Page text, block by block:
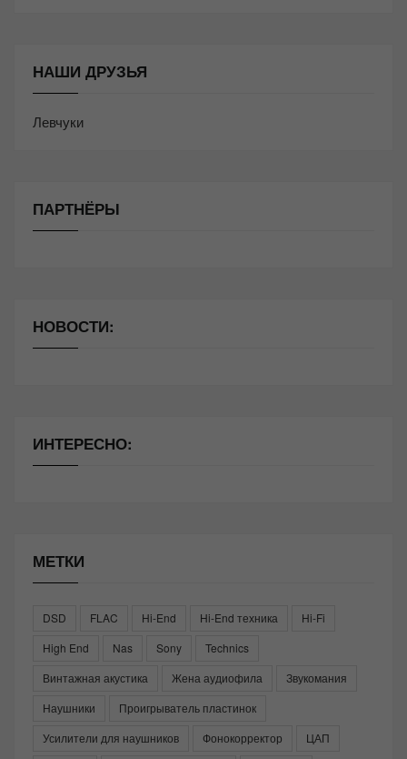
НАШИ ДРУЗЬЯ
Левчуки
ПАРТНЁРЫ
НОВОСТИ:
ИНТЕРЕСНО:
МЕТКИ
DSD FLAC Hi-End Hi-End техника
Hi-Fi
High End
Nas Sony
Technics
Винтажная акустика
Жена аудиофила
Звукомания
Наушники
Проигрыватель пластинок
Усилители для наушников
Фонокорректор
ЦАП